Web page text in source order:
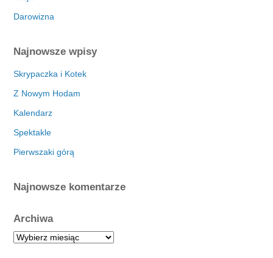
Darowizna
Najnowsze wpisy
Skrypaczka i Kotek
Z Nowym Hodam
Kalendarz
Spektakle
Pierwszaki górą
Najnowsze komentarze
Archiwa
A